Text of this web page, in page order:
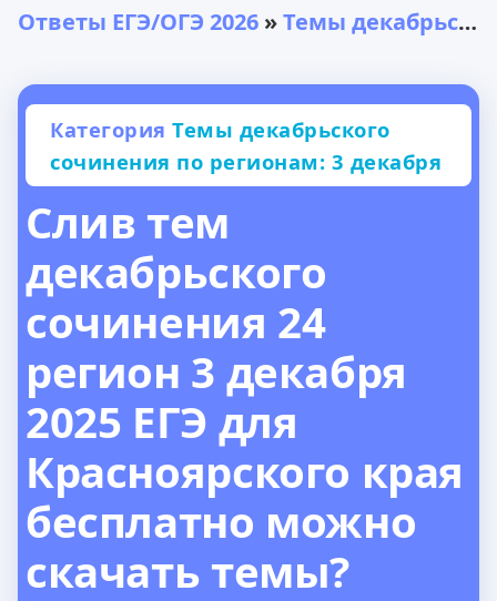
Ответы ЕГЭ/ОГЭ 2026 »Темы декабрьского сочинения по регионам: 3 декабря
Категория Темы декабрьского
сочинения по регионам: 3 декабря
Слив тем
декабрьского
сочинения 24
регион 3 декабря
2025 ЕГЭ для
Красноярского края
бесплатно можно
скачать темы?